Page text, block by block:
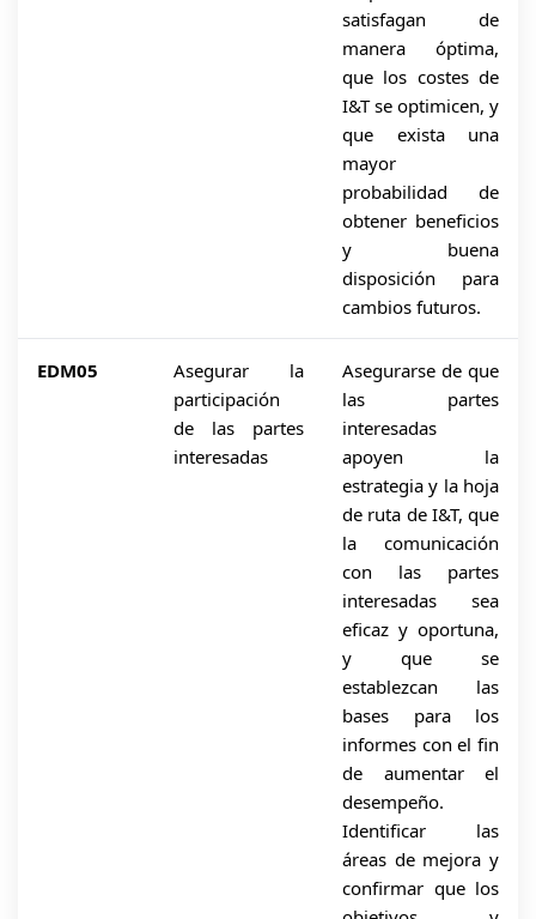
satisfagan de
manera óptima,
que los costes de
I&T se optimicen, y
que exista una
mayor
probabilidad de
obtener beneficios
y buena
disposición para
cambios futuros.
EDM05
Asegurar la
participación
de las partes
interesadas
Asegurarse de que
las partes
interesadas
apoyen la
estrategia y la hoja
de ruta de I&T, que
la comunicación
con las partes
interesadas sea
eficaz y oportuna,
y que se
establezcan las
bases para los
informes con el fin
de aumentar el
desempeño.
Identificar las
áreas de mejora y
confirmar que los